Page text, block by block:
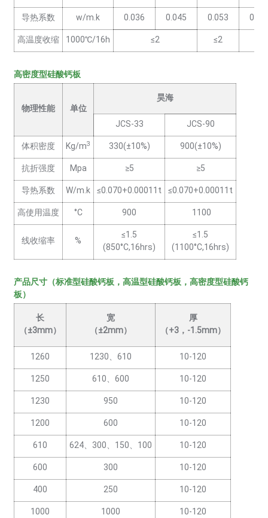
导热系数
w/m.k 0.036 0.045 0.053
高温度收缩
1000℃/16h ≤2 ≤2
高密度型硅酸钙板
物理性能 单位
昊海
JCS-33
JCS-90
体积密度
Kg/m3 330(±10%)
900(±10%)
抗折强度
Mpa ≥5
≥5
导热系数
W/m.k ≤0.070+0.00011t
≤0.070+0.00011t
高使用温度
°C 900 1100
线收缩率 %
≤1.5
(850°C,16hrs)
≤1.5
(1100°C,16hrs)
产品尺寸（标准型硅酸钙板，高温型硅酸钙板，高密度型硅酸钙
板）
长
（±3mm）
宽
（±2mm）
厚
（+3，-1.5mm）
1260 1230、610
10-120
1250
610、600
10-120
1230
950
10-120
1200
600
10-120
610
624、300、150、100
10-120
600
300
10-120
400
250
10-120
1000
1000
10-120